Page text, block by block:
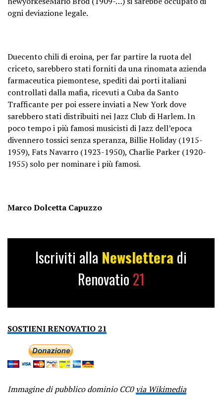
ogni deviazione legale.
Duecento chili di eroina, per far partire la ruota del
criceto, sarebbero stati forniti da una rinomata azienda
farmaceutica piemontese, spediti dai porti italiani
controllati dalla mafia, ricevuti a Cuba da Santo
Trafficante per poi essere inviati a New York dove
sarebbero stati distribuiti nei Jazz Club di Harlem. In
poco tempo i più famosi musicisti di Jazz dell’epoca
divennero tossici senza speranza, Billie Holiday (1915-
1959), Fats Navarro (1923-1950), Charlie Parker (1920-
1955) solo per nominare i più famosi.
Marco Dolcetta Capuzzo
Iscriviti alla Newslettera di
Renovatio 21
SOSTIENI RENOVATIO 21
Immagine di pubblico dominio CC0via Wikimedia